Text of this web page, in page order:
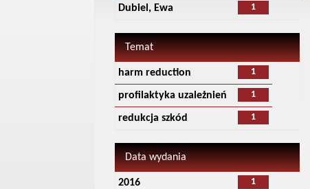
1
Dubiel, Ewa
Temat
1
harm reduction
1
profilaktyka uzależnień
1
redukcja szkód
Data wydania
1
2016